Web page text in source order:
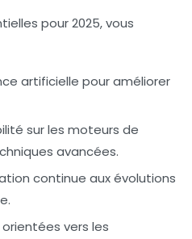
pour 2025, vous
artificielle pour améliorer
sur les moteurs de
avancées.
continue aux évolutions
vers les